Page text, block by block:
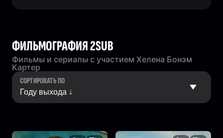
ФИЛЬМОГРАФИЯ 2SUB
Фильмы и сериалы с участием Хелена Бонэм
Картер
СОРТИРОВАТЬ ПО